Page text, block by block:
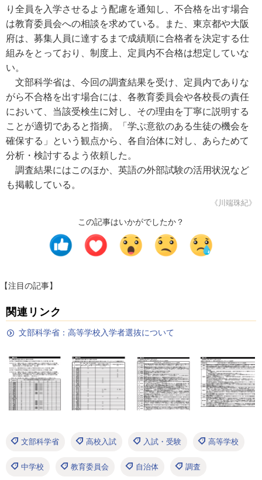
り全員を入学させるよう配慮を通知し、不合格を出す場合
は教育委員会への相談を求めている。また、東京都や大阪
府は、募集人員に達するまで成績順に合格者を決定する仕
組みをとっており、制度上、定員内不合格は想定していな
い。
文部科学省は、今回の調査結果を受け、定員内でありな
がら不合格を出す場合には、各教育委員会や各校長の責任
において、当該受検生に対し、その理由を丁寧に説明する
ことが適切であると指摘。「学ぶ意欲のある生徒の機会を
確保する」という観点から、各自治体に対し、あらためて
分析・検討するよう依頼した。
調査結果にはこのほか、英語の外部試験の活用状況など
も掲載している。
《川端珠紀》
この記事はいかがでしたか？
【注目の記事】
関連リンク
文部科学省：高等学校入学者選抜について
文部科学省 高校入試 入試・受験 高等学校
中学校 教育委員会 自治体 調査